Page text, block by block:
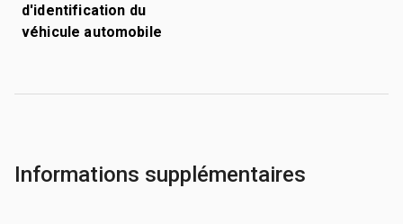
d'identification du
véhicule automobile
Informations supplémentaires